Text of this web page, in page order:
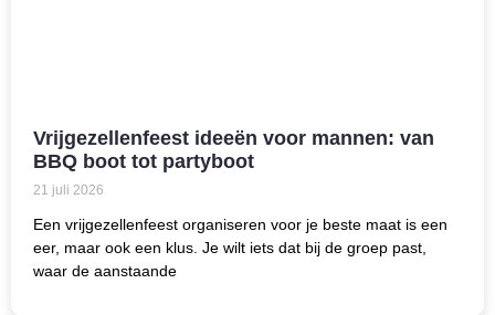
Vrijgezellenfeest ideeën voor mannen: van
BBQ boot tot partyboot
21 juli 2026
Een vrijgezellenfeest organiseren voor je beste maat is een
eer, maar ook een klus. Je wilt iets dat bij de groep past,
waar de aanstaande